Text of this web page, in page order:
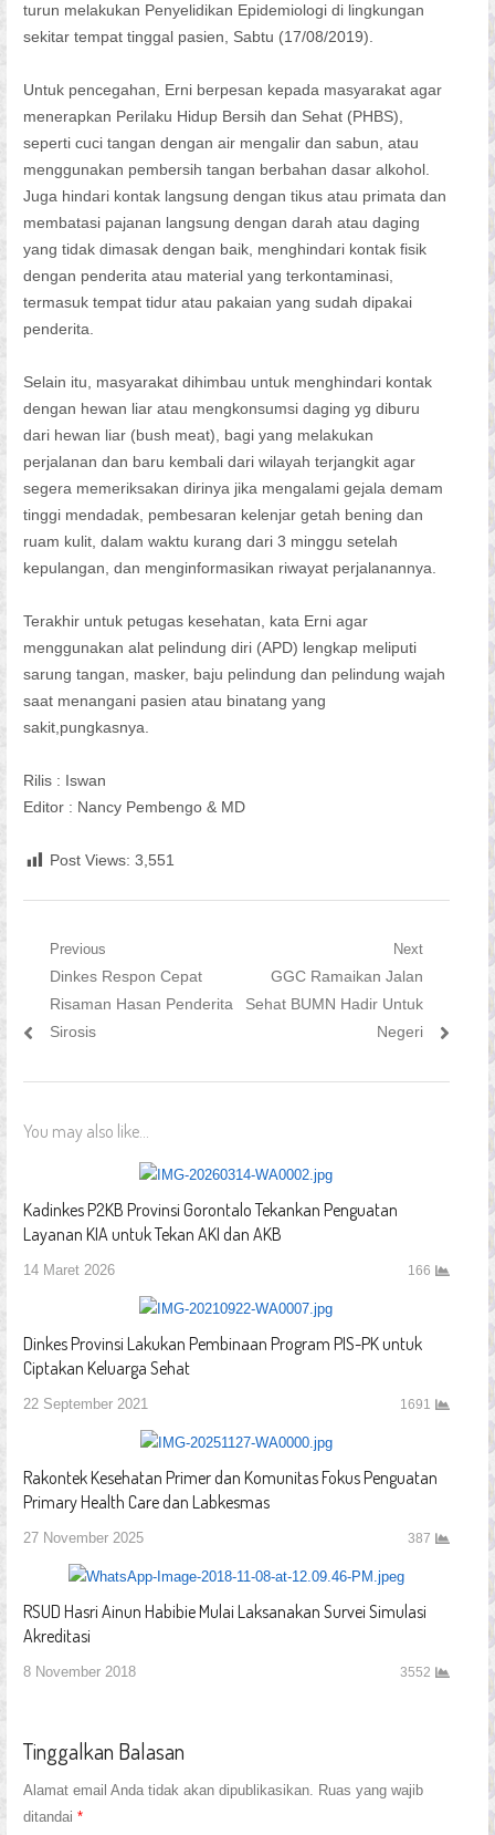
turun melakukan Penyelidikan Epidemiologi di lingkungan
sekitar tempat tinggal pasien, Sabtu (17/08/2019).
Untuk pencegahan, Erni berpesan kepada masyarakat agar
menerapkan Perilaku Hidup Bersih dan Sehat (PHBS),
seperti cuci tangan dengan air mengalir dan sabun, atau
menggunakan pembersih tangan berbahan dasar alkohol.
Juga hindari kontak langsung dengan tikus atau primata dan
membatasi pajanan langsung dengan darah atau daging
yang tidak dimasak dengan baik, menghindari kontak fisik
dengan penderita atau material yang terkontaminasi,
termasuk tempat tidur atau pakaian yang sudah dipakai
penderita.
Selain itu, masyarakat dihimbau untuk menghindari kontak
dengan hewan liar atau mengkonsumsi daging yg diburu
dari hewan liar (bush meat), bagi yang melakukan
perjalanan dan baru kembali dari wilayah terjangkit agar
segera memeriksakan dirinya jika mengalami gejala demam
tinggi mendadak, pembesaran kelenjar getah bening dan
ruam kulit, dalam waktu kurang dari 3 minggu setelah
kepulangan, dan menginformasikan riwayat perjalanannya.
Terakhir untuk petugas kesehatan, kata Erni agar
menggunakan alat pelindung diri (APD) lengkap meliputi
sarung tangan, masker, baju pelindung dan pelindung wajah
saat menangani pasien atau binatang yang
sakit,pungkasnya.
Rilis : Iswan
Editor : Nancy Pembengo & MD
Post Views: 3,551
Navigasi
pos
Previous
Previous
post:
Dinkes Respon Cepat
Risaman Hasan Penderita
Sirosis
Next
Next
post:
GGC Ramaikan Jalan
Sehat BUMN Hadir Untuk
Negeri
You may also like...
Kadinkes P2KB Provinsi Gorontalo Tekankan Penguatan
Layanan KIA untuk Tekan AKI dan AKB
14 Maret 2026 166
Dinkes Provinsi Lakukan Pembinaan Program PIS-PK untuk
Ciptakan Keluarga Sehat
22 September 2021 1691
Rakontek Kesehatan Primer dan Komunitas Fokus Penguatan
Primary Health Care dan Labkesmas
27 November 2025 387
RSUD Hasri Ainun Habibie Mulai Laksanakan Survei Simulasi
Akreditasi
8 November 2018 3552
Tinggalkan Balasan
Alamat email Anda tidak akan dipublikasikan. Ruas yang wajib
ditandai *